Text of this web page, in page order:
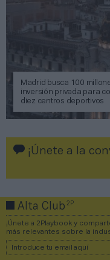
Madrid busca 100
inversión privada para
diez centros deportivos
¡Únete a la
Alta Club2P
¡Únete a 2Playbook y
más relevantes sobre la